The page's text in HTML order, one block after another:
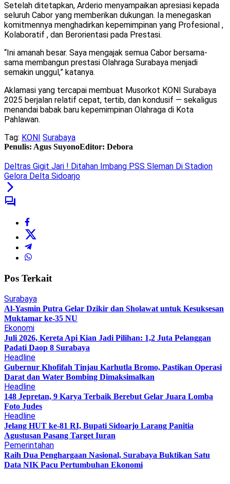
Setelah ditetapkan, Arderio menyampaikan apresiasi kepada
seluruh Cabor yang memberikan dukungan. Ia menegaskan
komitmennya menghadirkan kepemimpinan yang Profesional ,
Kolaboratif , dan Berorientasi pada Prestasi.
“Ini amanah besar. Saya mengajak semua Cabor bersama-
sama membangun prestasi Olahraga Surabaya menjadi
semakin unggul,” katanya.
Aklamasi yang tercapai membuat Musorkot KONI Surabaya
2025 berjalan relatif cepat, tertib, dan kondusif — sekaligus
menandai babak baru kepemimpinan Olahraga di Kota
Pahlawan.
Tag: KONI Surabaya
Penulis: Agus SuyonoEditor: Debora
Deltras Gigit Jari ! Ditahan Imbang PSS Sleman Di Stadion
Gelora Delta Sidoarjo
Pos Terkait
Surabaya
Al-Yasmin Putra Gelar Dzikir dan Sholawat untuk Kesuksesan
Muktamar ke-35 NU
Ekonomi
Juli 2026, Kereta Api Kian Jadi Pilihan: 1,2 Juta Pelanggan
Padati Daop 8 Surabaya
Headline
Gubernur Khofifah Tinjau Karhutla Bromo, Pastikan Operasi
Darat dan Water Bombing Dimaksimalkan
Headline
148 Jepretan, 9 Karya Terbaik Berebut Gelar Juara Lomba
Foto Judes
Headline
Jelang HUT ke-81 RI, Bupati Sidoarjo Larang Panitia
Agustusan Pasang Target Iuran
Pemerintahan
Raih Dua Penghargaan Nasional, Surabaya Buktikan Satu
Data NIK Pacu Pertumbuhan Ekonomi